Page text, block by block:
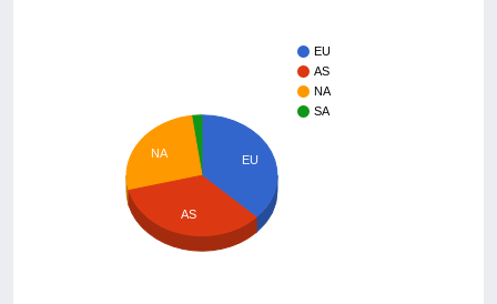
EU
AS
NA
SA
EU
NA
AS